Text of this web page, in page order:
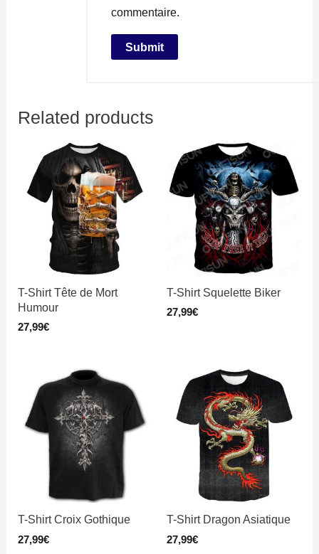
commentaire.
Related products
T-Shirt Tête de Mort
Humour
27,99€
T-Shirt Squelette Biker
27,99€
T-Shirt Croix Gothique
27,99€
T-Shirt Dragon Asiatique
27,99€